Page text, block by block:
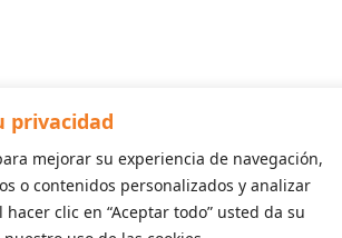
privacidad
mejorar su experiencia de navegación,
o contenidos personalizados y analizar
clic en “Aceptar todo” usted da su